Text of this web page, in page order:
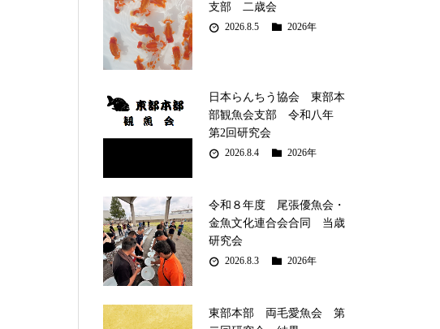
支部 二歳会
2026.8.5 2026年
日本らんちう協会 東部本
部観魚会支部 令和八年
第2回研究会
2026.8.4 2026年
令和８年度 尾張優魚会・
金魚文化連合会合同 当歳
研究会
2026.8.3 2026年
東部本部 両毛愛魚会 第